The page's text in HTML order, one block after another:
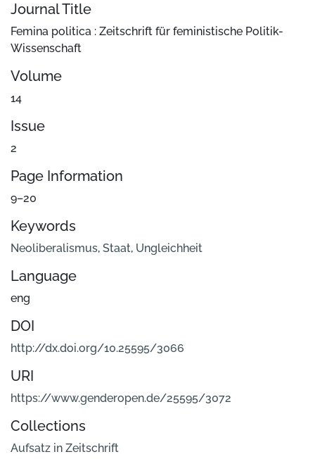
Journal Title
Femina politica : Zeitschrift für feministische Politik-
Wissenschaft
Volume
14
Issue
2
Page Information
9–20
Keywords
Neoliberalismus, Staat, Ungleichheit
Language
eng
DOI
http://dx.doi.org/10.25595/3066
URI
https://www.genderopen.de/25595/3072
Collections
Aufsatz in Zeitschrift